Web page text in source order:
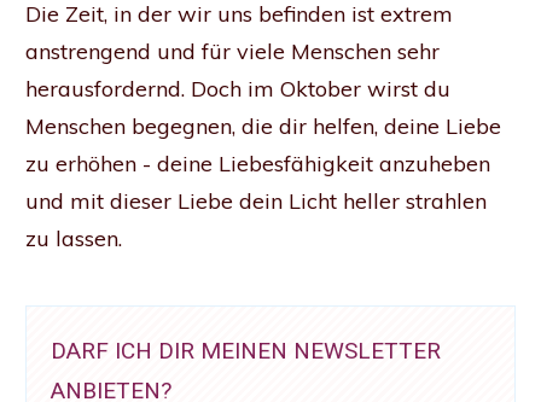
Die Zeit, in der wir uns befinden ist extrem
anstrengend und für viele Menschen sehr
herausfordernd. Doch im Oktober wirst du
Menschen begegnen, die dir helfen, deine Liebe
zu erhöhen - deine Liebesfähigkeit anzuheben
und mit dieser Liebe dein Licht heller strahlen
zu lassen.
DARF ICH DIR MEINEN NEWSLETTER
ANBIETEN?